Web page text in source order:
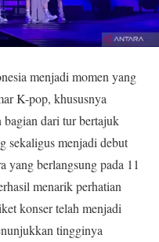
menjadi momen yang
K-pop, khususnya
dari tur bertajuk
menjadi debut
yang berlangsung pada 11
menarik perhatian
konser telah menjadi
tingginya